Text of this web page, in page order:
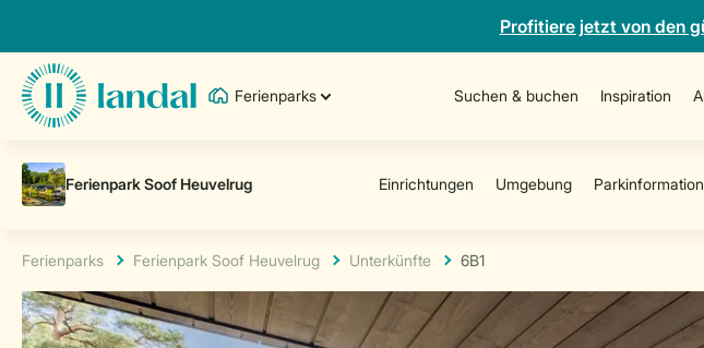
Profitiere jetzt von den
Ferienparks Suchen & buchen Inspiration
Ferienparks Ferienpark Soof Heuvelrug Unterkünfte 6B1